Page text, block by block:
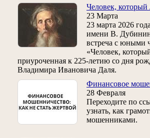
Человек, который
23 Марта
23 марта 2026
имени В.
встреча с юными
«Человек,
приуроченная к 225‑летию со дня
Владимира Ивановича Даля.
Финансовое
28 Февраля
Переходите по
узнать, как
мошенниками.